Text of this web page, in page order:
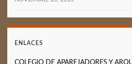
ENLACES